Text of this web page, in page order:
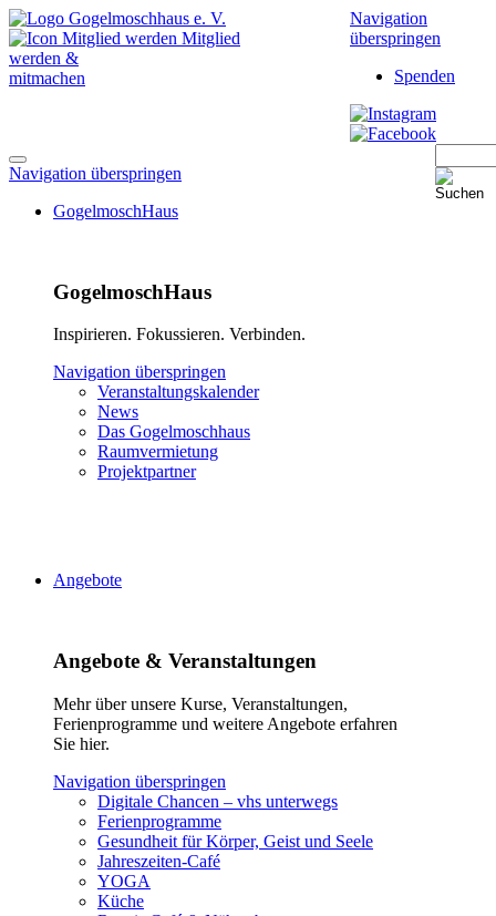
Mitglied
werden &
mitmachen
Navigation
überspringen
Spenden
Navigation überspringen
GogelmoschHaus
GogelmoschHaus
Inspirieren. Fokussieren. Verbinden.
Navigation überspringen
Veranstaltungskalender
News
Das Gogelmoschhaus
Raumvermietung
Projektpartner
Angebote
Angebote & Veranstaltungen
Mehr über unsere Kurse, Veranstaltungen,
Ferienprogramme und weitere Angebote erfahren
Sie hier.
Navigation überspringen
Digitale Chancen – vhs unterwegs
Ferienprogramme
Gesundheit für Körper, Geist und Seele
Jahreszeiten-Café
YOGA
Küche